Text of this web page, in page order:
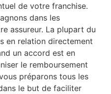
de votre franchise.
dans les
assureur. La plupart du
en relation directement
un accord est en
le remboursement
préparons tous les
le but de faciliter